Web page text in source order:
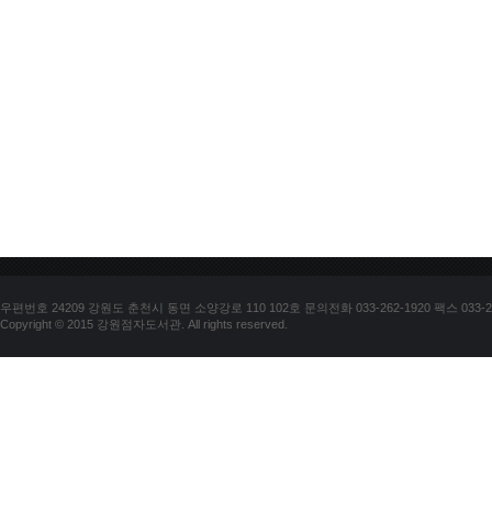
우편번호 24209 강원도 춘천시 동면 소양강로 110 102호 문의전화 033-262-1920 팩스 033-
Copyright © 2015 강원점자도서관. All rights reserved.